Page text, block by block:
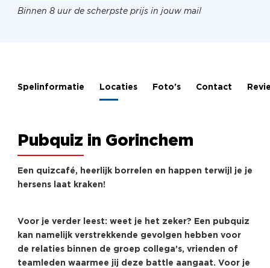
Binnen 8 uur de scherpste prijs in jouw mail
Spelinformatie Locaties Foto's Contact
Pubquiz in Gorinchem
Een quizcafé, heerlijk borrelen en happen terwijl je je
hersens laat kraken!
Voor je verder leest: weet je het zeker? Een pubquiz
kan namelijk verstrekkende gevolgen hebben voor
de relaties binnen de groep collega’s, vrienden of
teamleden waarmee jij deze battle aangaat. Voor je